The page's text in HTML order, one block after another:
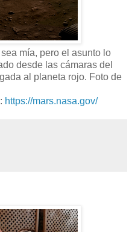
mía, pero el asunto lo
desde las cámaras del
al planeta rojo. Foto de
https://mars.nasa.gov/